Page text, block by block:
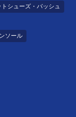
シューズ・バッシュ
ソール